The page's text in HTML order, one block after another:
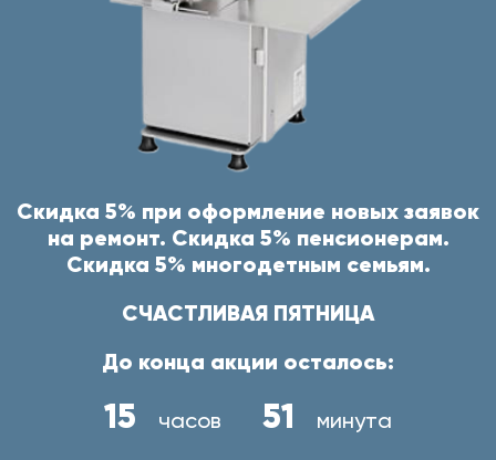
Скидка 5% при оформление новых заявок
на ремонт. Скидка 5% пенсионерам.
Скидка 5% многодетным семьям.
СЧАСТЛИВАЯ ПЯТНИЦА
До конца акции осталось:
15 часов 51 минута